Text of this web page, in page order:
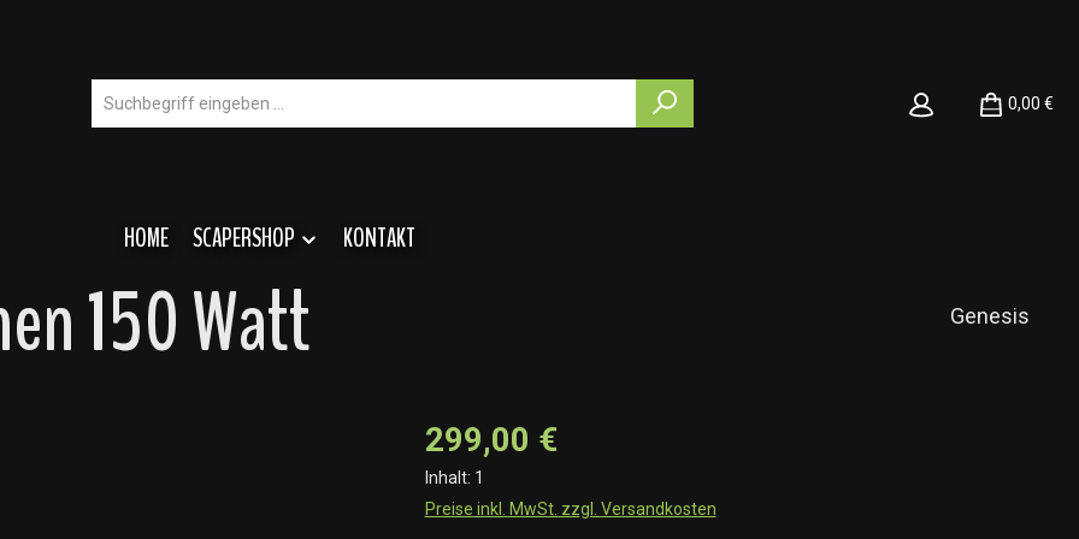
0,00 €
HOME SCAPERSHOP KONTAKT
150 Watt Genesis
299,00 €
Inhalt: 1
Preise inkl. MwSt. zzgl. Versandkosten